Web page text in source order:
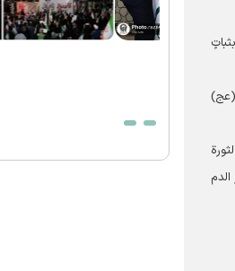
الأديان والمعتقدات
شكر الحضور المهيب للزوار